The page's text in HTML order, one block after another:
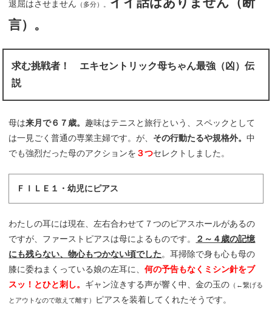
退屈はさせません （多分）。
言）。
求む挑戦者！ エキセントリック母ちゃん最強（凶）伝
説
母は来月で６７歳。 趣味はテニスと旅行という、スペックとして
は一見ごく普通の専業主婦です。が、 その行動たるや規格外。中
でも強烈だった母のアクションを ３つセレクトしました。
ＦＩＬＥ１・幼児にピアス
わたしの耳には現在、左右合わせて７つのピアスホールがあるの
ですが、ファーストピアスは母によるものです。
２～４歳の記憶
にも残らない、物心もつかない頃でした。耳掃除で身も心も母の
膝に委ねまくっている娘の左耳に、何の予告もなくミシン針をブ
スッ！とひと刺し。 ギャン泣きする声が響く中、金の玉の （←繋げる
とアウトなので敢えて離す） ピアスを装着してくれたそうです。